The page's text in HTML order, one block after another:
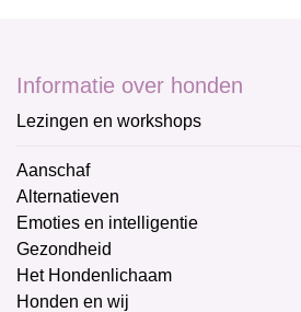
Informatie over honden
Lezingen en workshops
Aanschaf
Alternatieven
Emoties en intelligentie
Gezondheid
Het Hondenlichaam
Honden en wij